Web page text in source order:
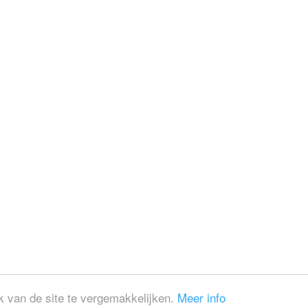
van de site te vergemakkelijken. Meer info